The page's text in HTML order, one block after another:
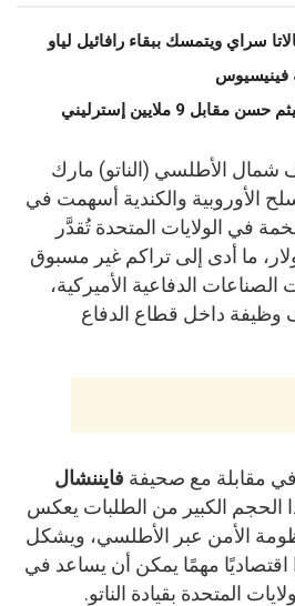
سراي ويتمسك ببقاء رافائيل لياو
فينيسيوس
9 ملايين إسترليني
شمال الأطلسي (الناتو) مارك
الأوروبية والكندية أسهمت في
في الولايات المتحدة تُقدَّر
300 مليار دولار، ما أدى إلى تراكم غير مسبوق
الدفاعية الأميركية،
ما يقارب 200 ألف وظيفة داخل قطاع الدفاع
مقابلة مع صحيفة فايننشال
الحجم الكبير من الطلبات يعكس
الأمن عبر الأطلسي، ويشكل
مهمًا يمكن أن يساعد في
المتحدة بقيادة الناتو.